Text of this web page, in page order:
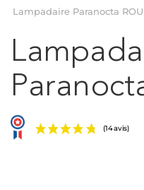
Lampadaire Paranocta
(14 avis)